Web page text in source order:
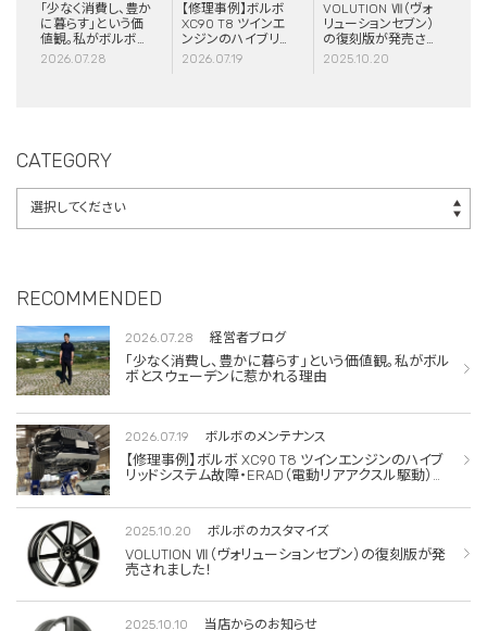
「少なく消費し、豊か
に暮らす」という価
値観。私がボルボと
スウェーデンに惹か
2026.07.28
【修理事例】ボルボ
XC90 T8 ツインエ
ンジンのハイブリッ
ドシステム故障・
2026.07.19
VOLUTION Ⅶ（ヴォ
リューションセブン）
の復刻版が発売さ
れました！
2025.10.20
CATEGORY
RECOMMENDED
2026.07.28 経営者ブログ
「少なく消費し、豊かに暮らす」という価値観。私がボル
ボとスウェーデンに惹かれる理由
2026.07.19 ボルボのメンテナンス
【修理事例】ボルボ XC90 T8 ツインエンジンのハイブ
リッドシステム故障・ERAD（電動リアアクスル駆動）交
2025.10.20 ボルボのカスタマイズ
VOLUTION Ⅶ（ヴォリューションセブン）の復刻版が発
売されました！
2025.10.10 当店からのお知らせ